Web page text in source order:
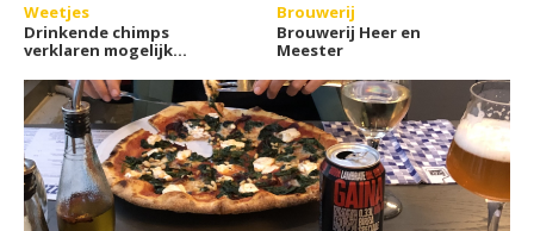
Weetjes
Drinkende chimps
verklaren mogelijk
houden
Brouwerij
Brouwerij Heer en
Meester